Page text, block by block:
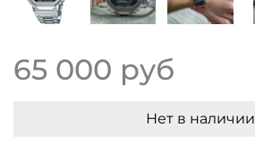
65 000 руб
Нет в наличии